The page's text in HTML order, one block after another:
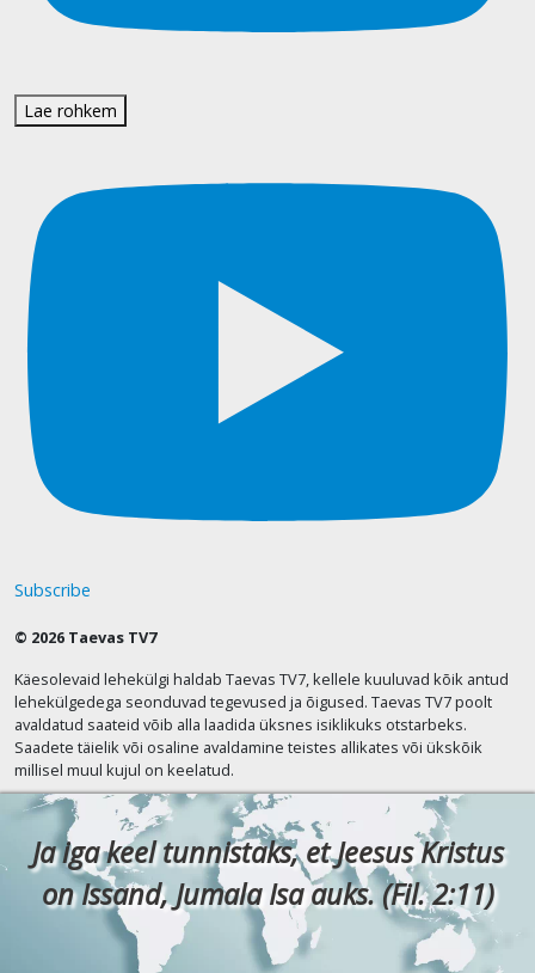
Lae rohkem
Subscribe
© 2026 Taevas TV7
Käesolevaid lehekülgi haldab Taevas TV7, kellele kuuluvad kõik antud
lehekülgedega seonduvad tegevused ja õigused. Taevas TV7 poolt
avaldatud saateid võib alla laadida üksnes isiklikuks otstarbeks.
Saadete täielik või osaline avaldamine teistes allikates või ükskõik
millisel muul kujul on keelatud.
Ja iga keel tunnistaks, et Jeesus Kristus
on Issand, Jumala Isa auks. (Fil. 2:11)